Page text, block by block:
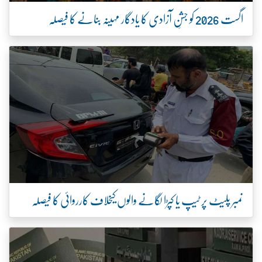
یا کپڑا لگانے والوں کیخلاف کارروائی کا فیصلہ